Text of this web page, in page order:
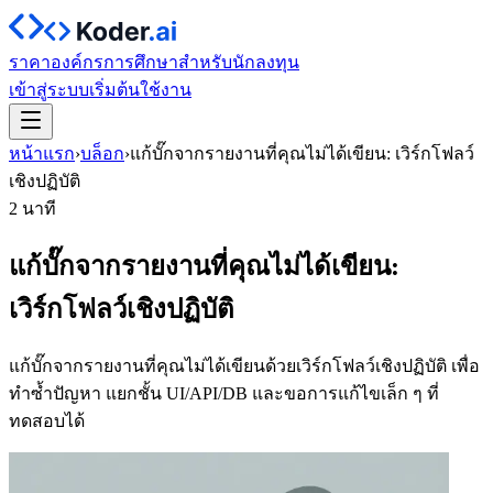
ราคาองค์กรการศึกษาสำหรับนักลงทุน
เข้าสู่ระบบเริ่มต้นใช้งาน
หน้าแรก›บล็อก›แก้บั๊กจากรายงานที่คุณไม่ได้เขียน: เวิร์กโฟลว์
เชิงปฏิบัติ
2 นาที
แก้บั๊กจากรายงานที่คุณไม่ได้เขียน:
เวิร์กโฟลว์เชิงปฏิบัติ
แก้บั๊กจากรายงานที่คุณไม่ได้เขียนด้วยเวิร์กโฟลว์เชิงปฏิบัติ เพื่อ
ทำซ้ำปัญหา แยกชั้น UI/API/DB และขอการแก้ไขเล็ก ๆ ที่
ทดสอบได้